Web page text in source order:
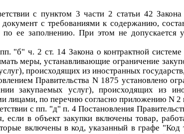
с пунктом 3 части 2 статьи 42
документ с требованиями к содержанию,
по ее заполнению. При этом не допускается
"б" ч. 2 ст. 14 Закона о контрактной
меры, устанавливающие ограничение
происходящих из иностранных
Правительства N 1875 установлено
закупаемых услуг), происходящих из
лицами, по перечню согласно приложению N
с пп. "д" п. 4 Постановления
если в объект закупки включены товар,
включены в код, указанный в графе